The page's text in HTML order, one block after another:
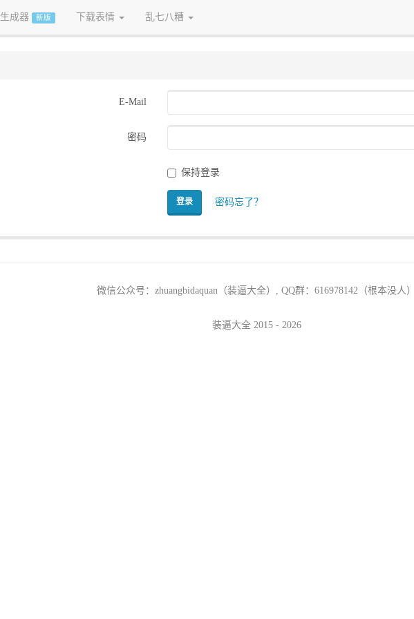
生成器 新版 下载表情 乱七八糟
E-Mail
密码
保持登录
登录 密码忘了？
微信公众号：zhuangbidaquan（装逼大全）, QQ群：616978142（根本没人）
装逼大全 2015 - 2026